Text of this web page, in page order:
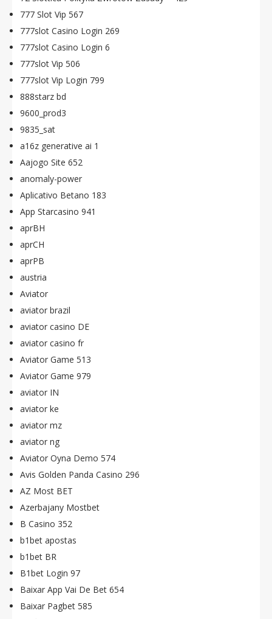
777 Slot Vip 567
777slot Casino Login 269
777slot Casino Login 6
777slot Vip 506
777slot Vip Login 799
888starz bd
9600_prod3
9835_sat
a16z generative ai 1
Aajogo Site 652
anomaly-power
Aplicativo Betano 183
App Starcasino 941
aprBH
aprCH
aprPB
austria
Aviator
aviator brazil
aviator casino DE
aviator casino fr
Aviator Game 513
Aviator Game 979
aviator IN
aviator ke
aviator mz
aviator ng
Aviator Oyna Demo 574
Avis Golden Panda Casino 296
AZ Most BET
Azerbajany Mostbet
B Casino 352
b1bet apostas
b1bet BR
B1bet Login 97
Baixar App Vai De Bet 654
Baixar Pagbet 585